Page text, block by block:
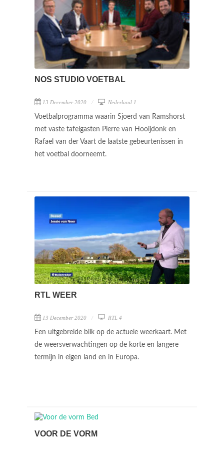
NOS STUDIO VOETBAL
13 December 2020 Nederland 1
Voetbalprogramma waarin Sjoerd van Ramshorst
met vaste tafelgasten Pierre van Hooijdonk en
Rafael van der Vaart de laatste gebeurtenissen in
het voetbal doorneemt.
RTL WEER
13 December 2020 RTL 4
Een uitgebreide blik op de actuele weerkaart. Met
de weersverwachtingen op de korte en langere
termijn in eigen land en in Europa.
VOOR DE VORM